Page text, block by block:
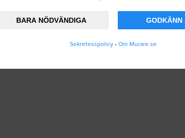
BARA NÖDVÄNDIGA
Sekretesspolicy • Om Murare.se
att Murare.se lagrar och
.